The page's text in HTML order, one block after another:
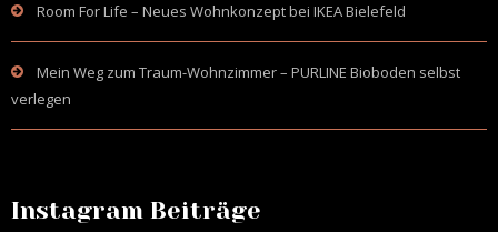
Room For Life – Neues Wohnkonzept bei IKEA Bielefeld
Mein Weg zum Traum-Wohnzimmer – PURLINE Bioboden selbst
verlegen
Instagram Beiträge